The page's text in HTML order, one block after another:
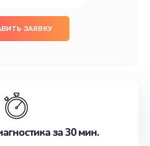
ЗАЯВКУ
за 30 мин.